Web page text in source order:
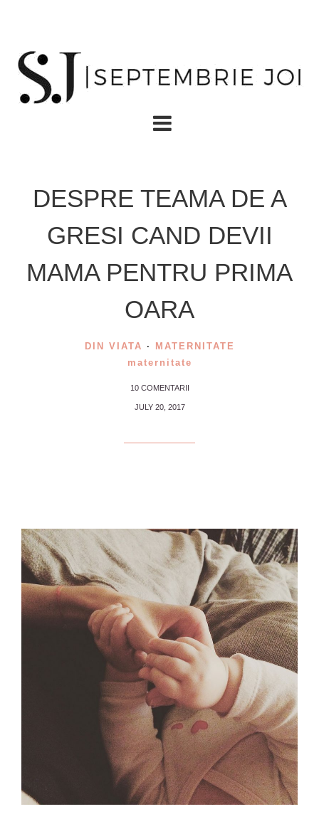
DESPRE TEAMA DE A
GRESI CAND DEVII
MAMA PENTRU PRIMA
OARA
DIN VIATA ·
MATERNITATE
maternitate
10 COMENTARII
JULY 20, 2017